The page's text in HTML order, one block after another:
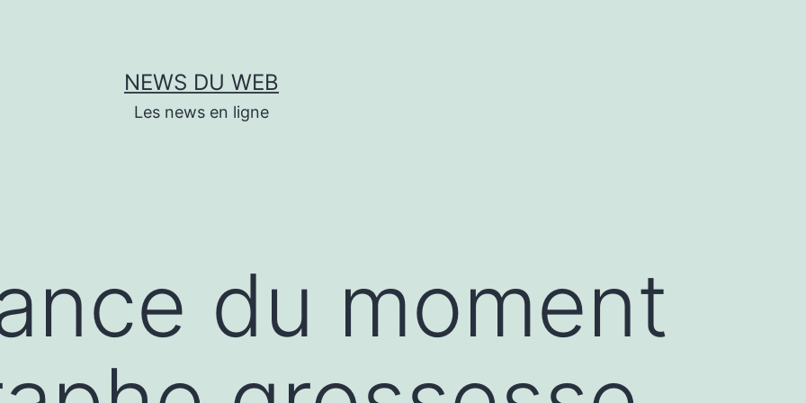
NEWS DU WEB
Les news en ligne
du moment